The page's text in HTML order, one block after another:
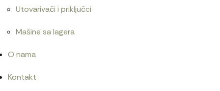
Utovarivači i priključci
Mašine sa lagera
O nama
Kontakt